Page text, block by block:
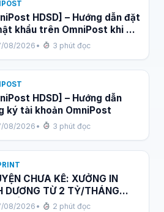
HDSD] – Hướng dẫn đặt
khẩu trên OmniPost khi bị
08/2026• 3 phút đọc
HDSD] – Hướng dẫn
ký tài khoản OmniPost
08/2026• 3 phút đọc
CHƯA KỂ: XƯỞNG IN
DƯƠNG TỪ 2 TỶ/THÁNG
LÊN 7 TỶ/THÁNG SAU 6
08/2026• 2 phút đọc